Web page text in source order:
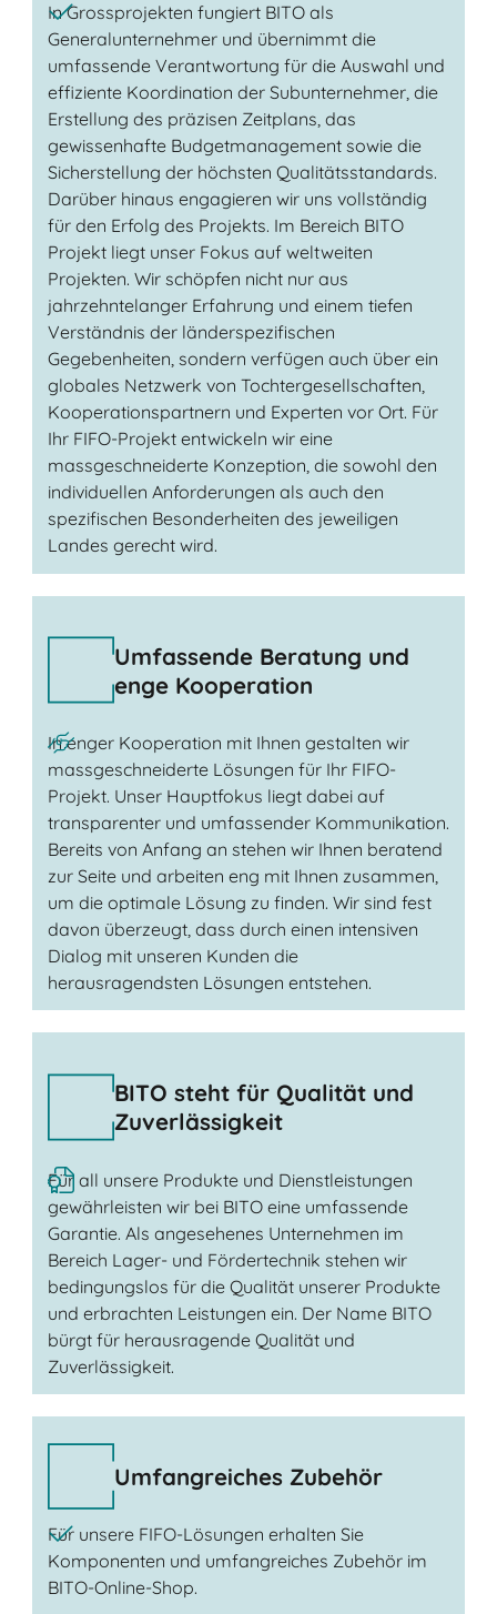
In Grossprojekten fungiert BITO als
Generalunternehmer und übernimmt die
umfassende Verantwortung für die Auswahl und
effiziente Koordination der Subunternehmer, die
Erstellung des präzisen Zeitplans, das
gewissenhafte Budgetmanagement sowie die
Sicherstellung der höchsten Qualitätsstandards.
Darüber hinaus engagieren wir uns vollständig
für den Erfolg des Projekts. Im Bereich BITO
Projekt liegt unser Fokus auf weltweiten
Projekten. Wir schöpfen nicht nur aus
jahrzehntelanger Erfahrung und einem tiefen
Verständnis der länderspezifischen
Gegebenheiten, sondern verfügen auch über ein
globales Netzwerk von Tochtergesellschaften,
Kooperationspartnern und Experten vor Ort. Für
Ihr FIFO-Projekt entwickeln wir eine
massgeschneiderte Konzeption, die sowohl den
individuellen Anforderungen als auch den
spezifischen Besonderheiten des jeweiligen
Landes gerecht wird.
Umfassende Beratung und
enge Kooperation
In enger Kooperation mit Ihnen gestalten wir
massgeschneiderte Lösungen für Ihr FIFO-
Projekt. Unser Hauptfokus liegt dabei auf
transparenter und umfassender Kommunikation.
Bereits von Anfang an stehen wir Ihnen beratend
zur Seite und arbeiten eng mit Ihnen zusammen,
um die optimale Lösung zu finden. Wir sind fest
davon überzeugt, dass durch einen intensiven
Dialog mit unseren Kunden die
herausragendsten Lösungen entstehen.
BITO steht für Qualität und
Zuverlässigkeit
Für all unsere Produkte und Dienstleistungen
gewährleisten wir bei BITO eine umfassende
Garantie. Als angesehenes Unternehmen im
Bereich Lager- und Fördertechnik stehen wir
bedingungslos für die Qualität unserer Produkte
und erbrachten Leistungen ein. Der Name BITO
bürgt für herausragende Qualität und
Zuverlässigkeit.
Umfangreiches Zubehör
Für unsere FIFO-Lösungen erhalten Sie
Komponenten und umfangreiches Zubehör im
BITO-Online-Shop.